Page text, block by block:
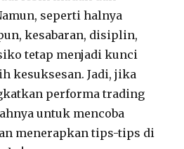
seperti halnya
kesabaran, disiplin,
tetap menjadi kunci
kesuksesan. Jadi, jika
performa trading
untuk mencoba
menerapkan tips-tips di